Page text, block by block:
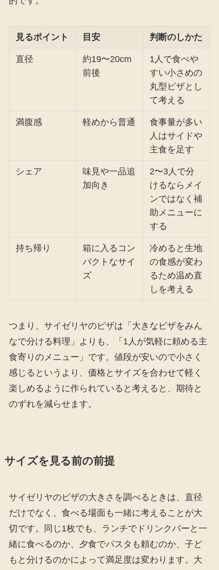
見るポイント 目安 判断のしかた
直径
約19〜20cm
前後
1人で食べや
すい小さめの
丸型ピザとし
て考える
満腹感 軽めから普通
食事量が多い
人はサイドや
主食を足す
シェア
味見や一品追
加向き
2〜3人で分
けるならメイ
ンではなく補
助メニューに
する
持ち帰り
箱に入るコン
パクトなサイ
ズ
冷めると生地
の食感が変わ
るため温め直
しを考える
つまり、サイゼリヤのピザは「大きなピザをみん
なで分ける料理」よりも、「1人が気軽に頼める主
食寄りのメニュー」です。値段が安いので小さく
感じるというより、価格とサイズを合わせて軽く
楽しめるように作られていると考えると、期待と
のずれを減らせます。
サイズを見る前の前提
サイゼリヤのピザの大きさを調べるときは、直径
だけでなく、食べる場面も一緒に考えることが大
切です。同じ1枚でも、ランチでドリンクバーと一
緒に食べるのか、夕食でパスタも頼むのか、子ど
もと分けるのかによって満足度は変わります。大